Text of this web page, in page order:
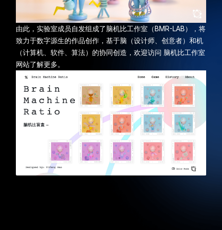
由此，实验室成员自发组成了脑机比工作室（BMR-LAB），将
致力于数字源生的作品创作，基于脑（设计师、创意者）和机
（计算机、软件、算法）的协同创造，欢迎访问 脑机比工作室
网站了解更多。